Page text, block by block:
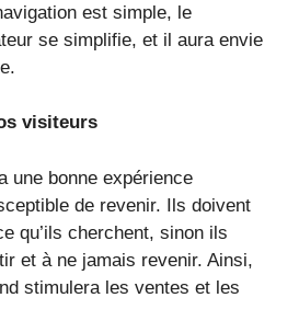
est simple, le
se simplifie, et il aura envie
visiteurs
une bonne expérience
de revenir. Ils doivent
qu’ils cherchent, sinon ils
et à ne jamais revenir. Ainsi,
stimulera les ventes et les